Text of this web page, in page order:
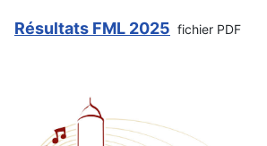
Résultats FML 2025 fichier PDF